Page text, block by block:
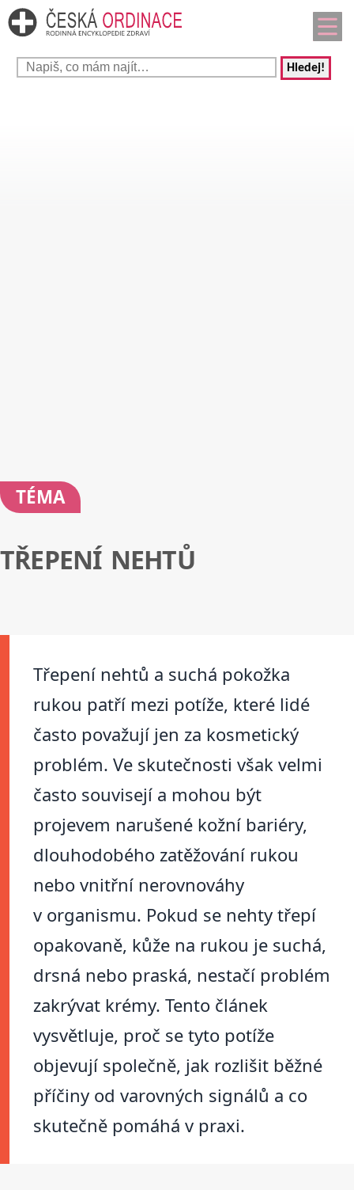
Hledej!
TÉMA
TŘEPENÍ NEHTŮ
Třepení nehtů a suchá pokožka
rukou patří mezi potíže, které lidé
často považují jen za kosmetický
problém. Ve skutečnosti však velmi
často souvisejí a mohou být
projevem narušené kožní bariéry,
dlouhodobého zatěžování rukou
nebo vnitřní nerovnováhy
v organismu. Pokud se nehty třepí
opakovaně, kůže na rukou je suchá,
drsná nebo praská, nestačí problém
zakrývat krémy. Tento článek
vysvětluje, proč se tyto potíže
objevují společně, jak rozlišit běžné
příčiny od varovných signálů a co
skutečně pomáhá v praxi.